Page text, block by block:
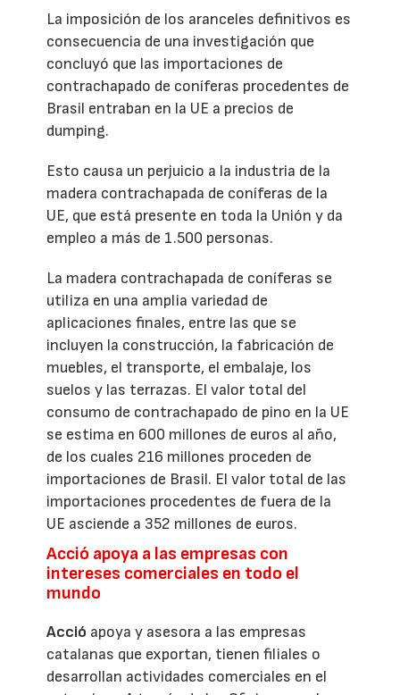
La imposición de los aranceles definitivos es
consecuencia de una investigación que
concluyó que las importaciones de
contrachapado de coníferas procedentes de
Brasil entraban en la UE a precios de
dumping.
Esto causa un perjuicio a la industria de la
madera contrachapada de coníferas de la
UE, que está presente en toda la Unión y da
empleo a más de 1.500 personas.
La madera contrachapada de coníferas se
utiliza en una amplia variedad de
aplicaciones finales, entre las que se
incluyen la construcción, la fabricación de
muebles, el transporte, el embalaje, los
suelos y las terrazas. El valor total del
consumo de contrachapado de pino en la UE
se estima en 600 millones de euros al año,
de los cuales 216 millones proceden de
importaciones de Brasil. El valor total de las
importaciones procedentes de fuera de la
UE asciende a 352 millones de euros.
Acció apoya a las empresas con
intereses comerciales en todo el
mundo
Acció apoya y asesora a las empresas
catalanas que exportan, tienen filiales o
desarrollan actividades comerciales en el